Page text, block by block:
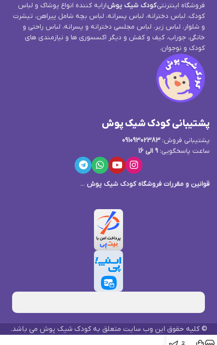
فروشگاه اینترنتیکودک شیک پوشارایه کننده انواع پوشاک و لباس
کودک، لباس دخترانه، لباس پسرانه، لباس بچه شامل پیراهن، تیشرت
و شلوار، لباس زیر، لباس مجلسی دخترانه و پسرانه، لباس راحتی و
خانگی، جوراب، کیف و کفش و دیگر اکسسوری ها و نیازمندی های
کودک و نوجوان.
پشتیبانی کودک شیک پوش
پشتیبانی فروش: 09109302383
ساعت پاسخگویی: 9 الی 16
قوانین و مقررات فروشگاه کودک شیک پوش ...
© کلیه حقوق این وب سایت متعلق به کودک شیک پوش می باشد.